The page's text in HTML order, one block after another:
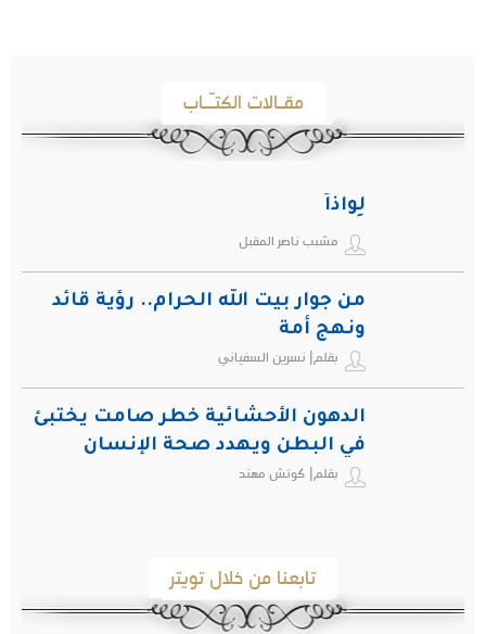
مقـالات الكتـّـاب
لِواذاً
مشبب ناصر المقبل
من جوار بيت الله الحرام.. رؤية قائد
ونهج أمة
بقلم| نسرين السفياني
الدهون الأحشائية خطر صامت يختبئ
في البطن ويهدد صحة الإنسان
بقلم| كوتش مهند
تابعنا من خلال تويتر